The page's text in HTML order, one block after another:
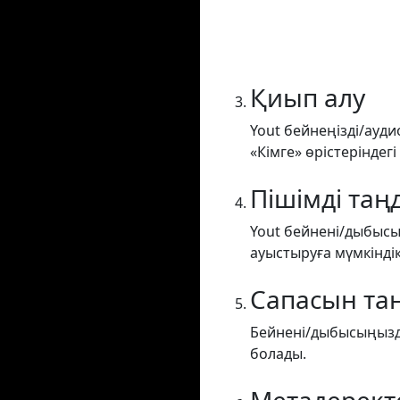
Қиып алу
Yout бейнеңізді/
«Кімге»
Пішімді
Yout бейнені/
ауыстыруға
Сапасын
Бейнені/
болады.